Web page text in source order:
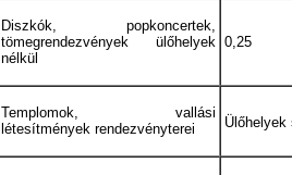
Diszkók, popkoncertek,
tömegrendezvények ülőhelyek
nélkül
0,25
Templomok, vallási
létesítmények rendezvényterei
Ülőhelyek